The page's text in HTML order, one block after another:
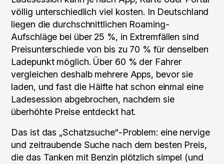
völlig unterschiedlich viel kosten. In Deutschland
liegen die durchschnittlichen Roaming-
Aufschläge bei über 25 %, in Extremfällen sind
Preisunterschiede von bis zu 70 % für denselben
Ladepunkt möglich. Über 60 % der Fahrer
vergleichen deshalb mehrere Apps, bevor sie
laden, und fast die Hälfte hat schon einmal eine
Ladesession abgebrochen, nachdem sie
überhöhte Preise entdeckt hat.
Das ist das „Schatzsuche“-Problem: eine nervige
und zeitraubende Suche nach dem besten Preis,
die das Tanken mit Benzin plötzlich simpel (und